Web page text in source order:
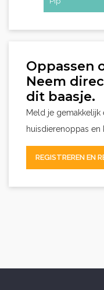
Oppassen
Neem
dit baasje.
Meld je gemakkelijk
huisdierenoppas en
REGISTREREN EN